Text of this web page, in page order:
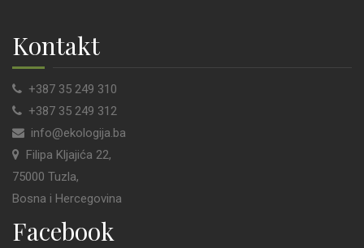
Kontakt
+387 35 249 310
+387 35 249 312
info@ekologija.ba
Filipa Kljajića 22,
75000 Tuzla,
Bosna i Hercegovina
Facebook